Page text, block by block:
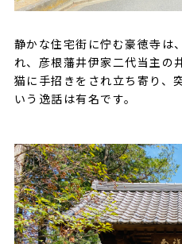
静かな住宅街に佇む豪徳寺は
れ、彦根藩井伊家二代当主の
猫に手招きをされ立ち寄り、
いう逸話は有名です。